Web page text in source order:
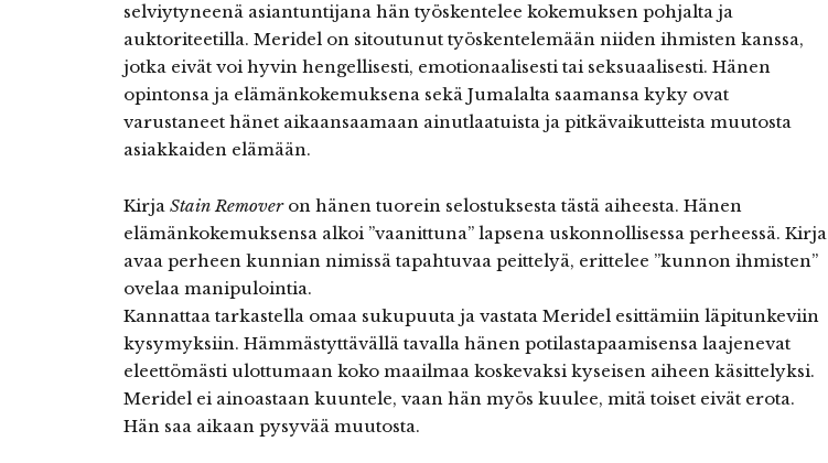
selviytyneenä asiantuntijana hän työskentelee kokemuksen pohjalta ja
auktoriteetilla. Meridel on sitoutunut työskentelemään niiden ihmisten kanssa,
jotka eivät voi hyvin hengellisesti, emotionaalisesti tai seksuaalisesti. Hänen
opintonsa ja elämänkokemuksena sekä Jumalalta saamansa kyky ovat
varustaneet hänet aikaansaamaan ainutlaatuista ja pitkävaikutteista muutosta
asiakkaiden elämään.
Kirja Stain Remover on hänen tuorein selostuksesta tästä aiheesta. Hänen
elämänkokemuksensa alkoi ”vaanittuna” lapsena uskonnollisessa perheessä. Kirja
avaa perheen kunnian nimissä tapahtuvaa peittelyä, erittelee ”kunnon ihmisten”
ovelaa manipulointia.
Kannattaa tarkastella omaa sukupuuta ja vastata Meridel esittämiin läpitunkeviin
kysymyksiin. Hämmästyttävällä tavalla hänen potilastapaamisensa laajenevat
eleettömästi ulottumaan koko maailmaa koskevaksi kyseisen aiheen käsittelyksi.
Meridel ei ainoastaan kuuntele, vaan hän myös kuulee, mitä toiset eivät erota.
Hän saa aikaan pysyvää muutosta.